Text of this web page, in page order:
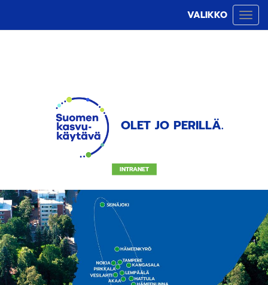
OLET JO PERILLÄ.
INTRANET
VALIKKO